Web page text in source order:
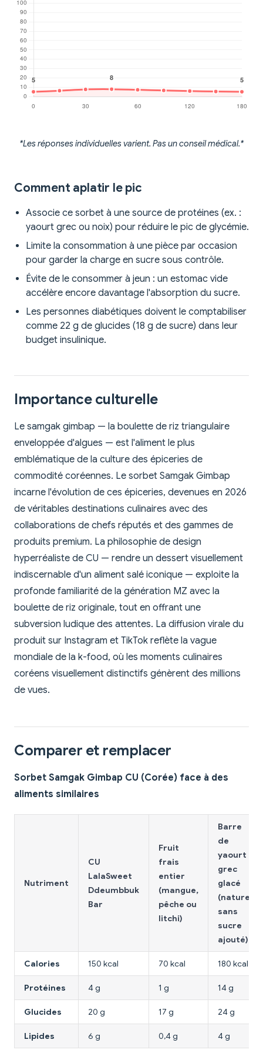
*Les réponses individuelles varient. Pas un conseil médical.*
Comment aplatir le pic
Associe ce sorbet à une source de protéines (ex. :
yaourt grec ou noix) pour réduire le pic de glycémie.
Limite la consommation à une pièce par occasion
pour garder la charge en sucre sous contrôle.
Évite de le consommer à jeun : un estomac vide
accélère encore davantage l'absorption du sucre.
Les personnes diabétiques doivent le comptabiliser
comme 22 g de glucides (18 g de sucre) dans leur
budget insulinique.
Importance culturelle
Le samgak gimbap — la boulette de riz triangulaire
enveloppée d'algues — est l'aliment le plus
emblématique de la culture des épiceries de
commodité coréennes. Le sorbet Samgak Gimbap
incarne l'évolution de ces épiceries, devenues en 2026
de véritables destinations culinaires avec des
collaborations de chefs réputés et des gammes de
produits premium. La philosophie de design
hyperréaliste de CU — rendre un dessert visuellement
indiscernable d'un aliment salé iconique — exploite la
profonde familiarité de la génération MZ avec la
boulette de riz originale, tout en offrant une
subversion ludique des attentes. La diffusion virale du
produit sur Instagram et TikTok reflète la vague
mondiale de la k-food, où les moments culinaires
coréens visuellement distinctifs génèrent des millions
de vues.
Comparer et remplacer
Sorbet Samgak Gimbap CU (Corée) face à des
aliments similaires
Nutriment
CU
LalaSweet
Ddeumbbuk
Bar
Fruit
frais
entier
(mangue,
pêche ou
litchi)
Barre
de
yaourt
grec
glacé
(nature,
sans
sucre
ajouté)
Calories 150 kcal 70 kcal 180 kcal
Protéines 4 g 1 g 14 g
Glucides 20 g 17 g 24 g
Lipides 6 g 0,4 g 4 g